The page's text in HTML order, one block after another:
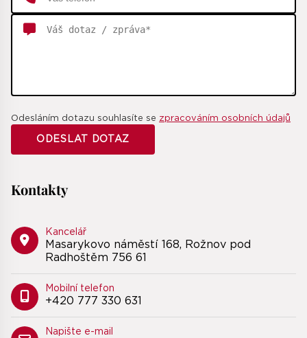
Odesláním dotazu souhlasíte se zpracováním osobních údajů
Kontakty
Kancelář
Masarykovo náměstí 168, Rožnov pod
Radhoštěm 756 61
Mobilní telefon
+420 777 330 631
Napište e-mail